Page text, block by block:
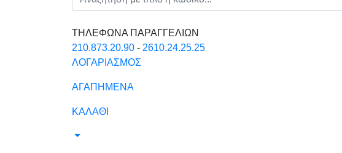
ΤΗΛΕΦΩΝΑ ΠΑΡΑΓΓΕΛΙΩΝ
210.873.20.90 - 2610.24.25.25
ΛΟΓΑΡΙΑΣΜΟΣ
ΑΓΑΠΗΜΕΝΑ
ΚΑΛΑΘΙ